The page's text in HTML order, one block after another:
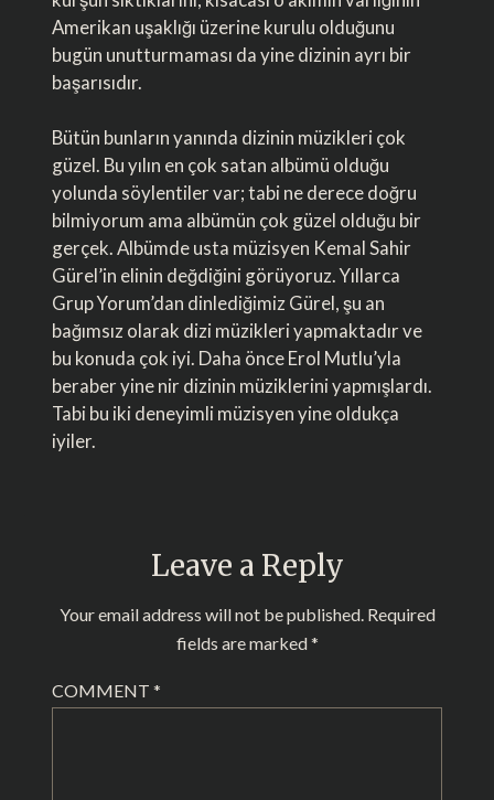
Amerikan uşaklığı üzerine kurulu olduğunu
bugün unutturmaması da yine dizinin ayrı bir
başarısıdır.
Bütün bunların yanında dizinin müzikleri çok
güzel. Bu yılın en çok satan albümü olduğu
yolunda söylentiler var; tabi ne derece doğru
bilmiyorum ama albümün çok güzel olduğu bir
gerçek. Albümde usta müzisyen Kemal Sahir
Gürel’in elinin değdiğini görüyoruz. Yıllarca
Grup Yorum’dan dinlediğimiz Gürel, şu an
bağımsız olarak dizi müzikleri yapmaktadır ve
bu konuda çok iyi. Daha önce Erol Mutlu’yla
beraber yine nir dizinin müziklerini yapmışlardı.
Tabi bu iki deneyimli müzisyen yine oldukça
iyiler.
Leave a Reply
Your email address will not be published. Required
fields are marked*
COMMENT*